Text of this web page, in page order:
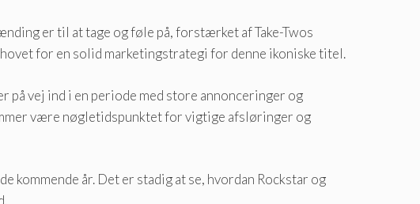
er til at tage og føle på, forstærket af Take-Twos
for en solid marketingstrategi for denne ikoniske titel.
på vej ind i en periode med store annonceringer og
være nøgletidspunktet for vigtige afsløringer og
kommende år. Det er stadig at se, hvordan Rockstar og